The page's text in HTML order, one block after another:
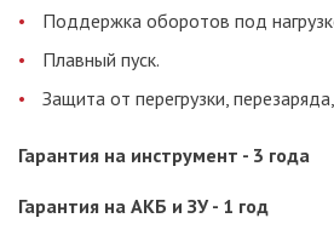
Поддержка оборотов под
Плавный пуск.
Защита от перегрузки,
Гарантия на инструмент - 3 года
Гарантия на АКБ и ЗУ - 1 год